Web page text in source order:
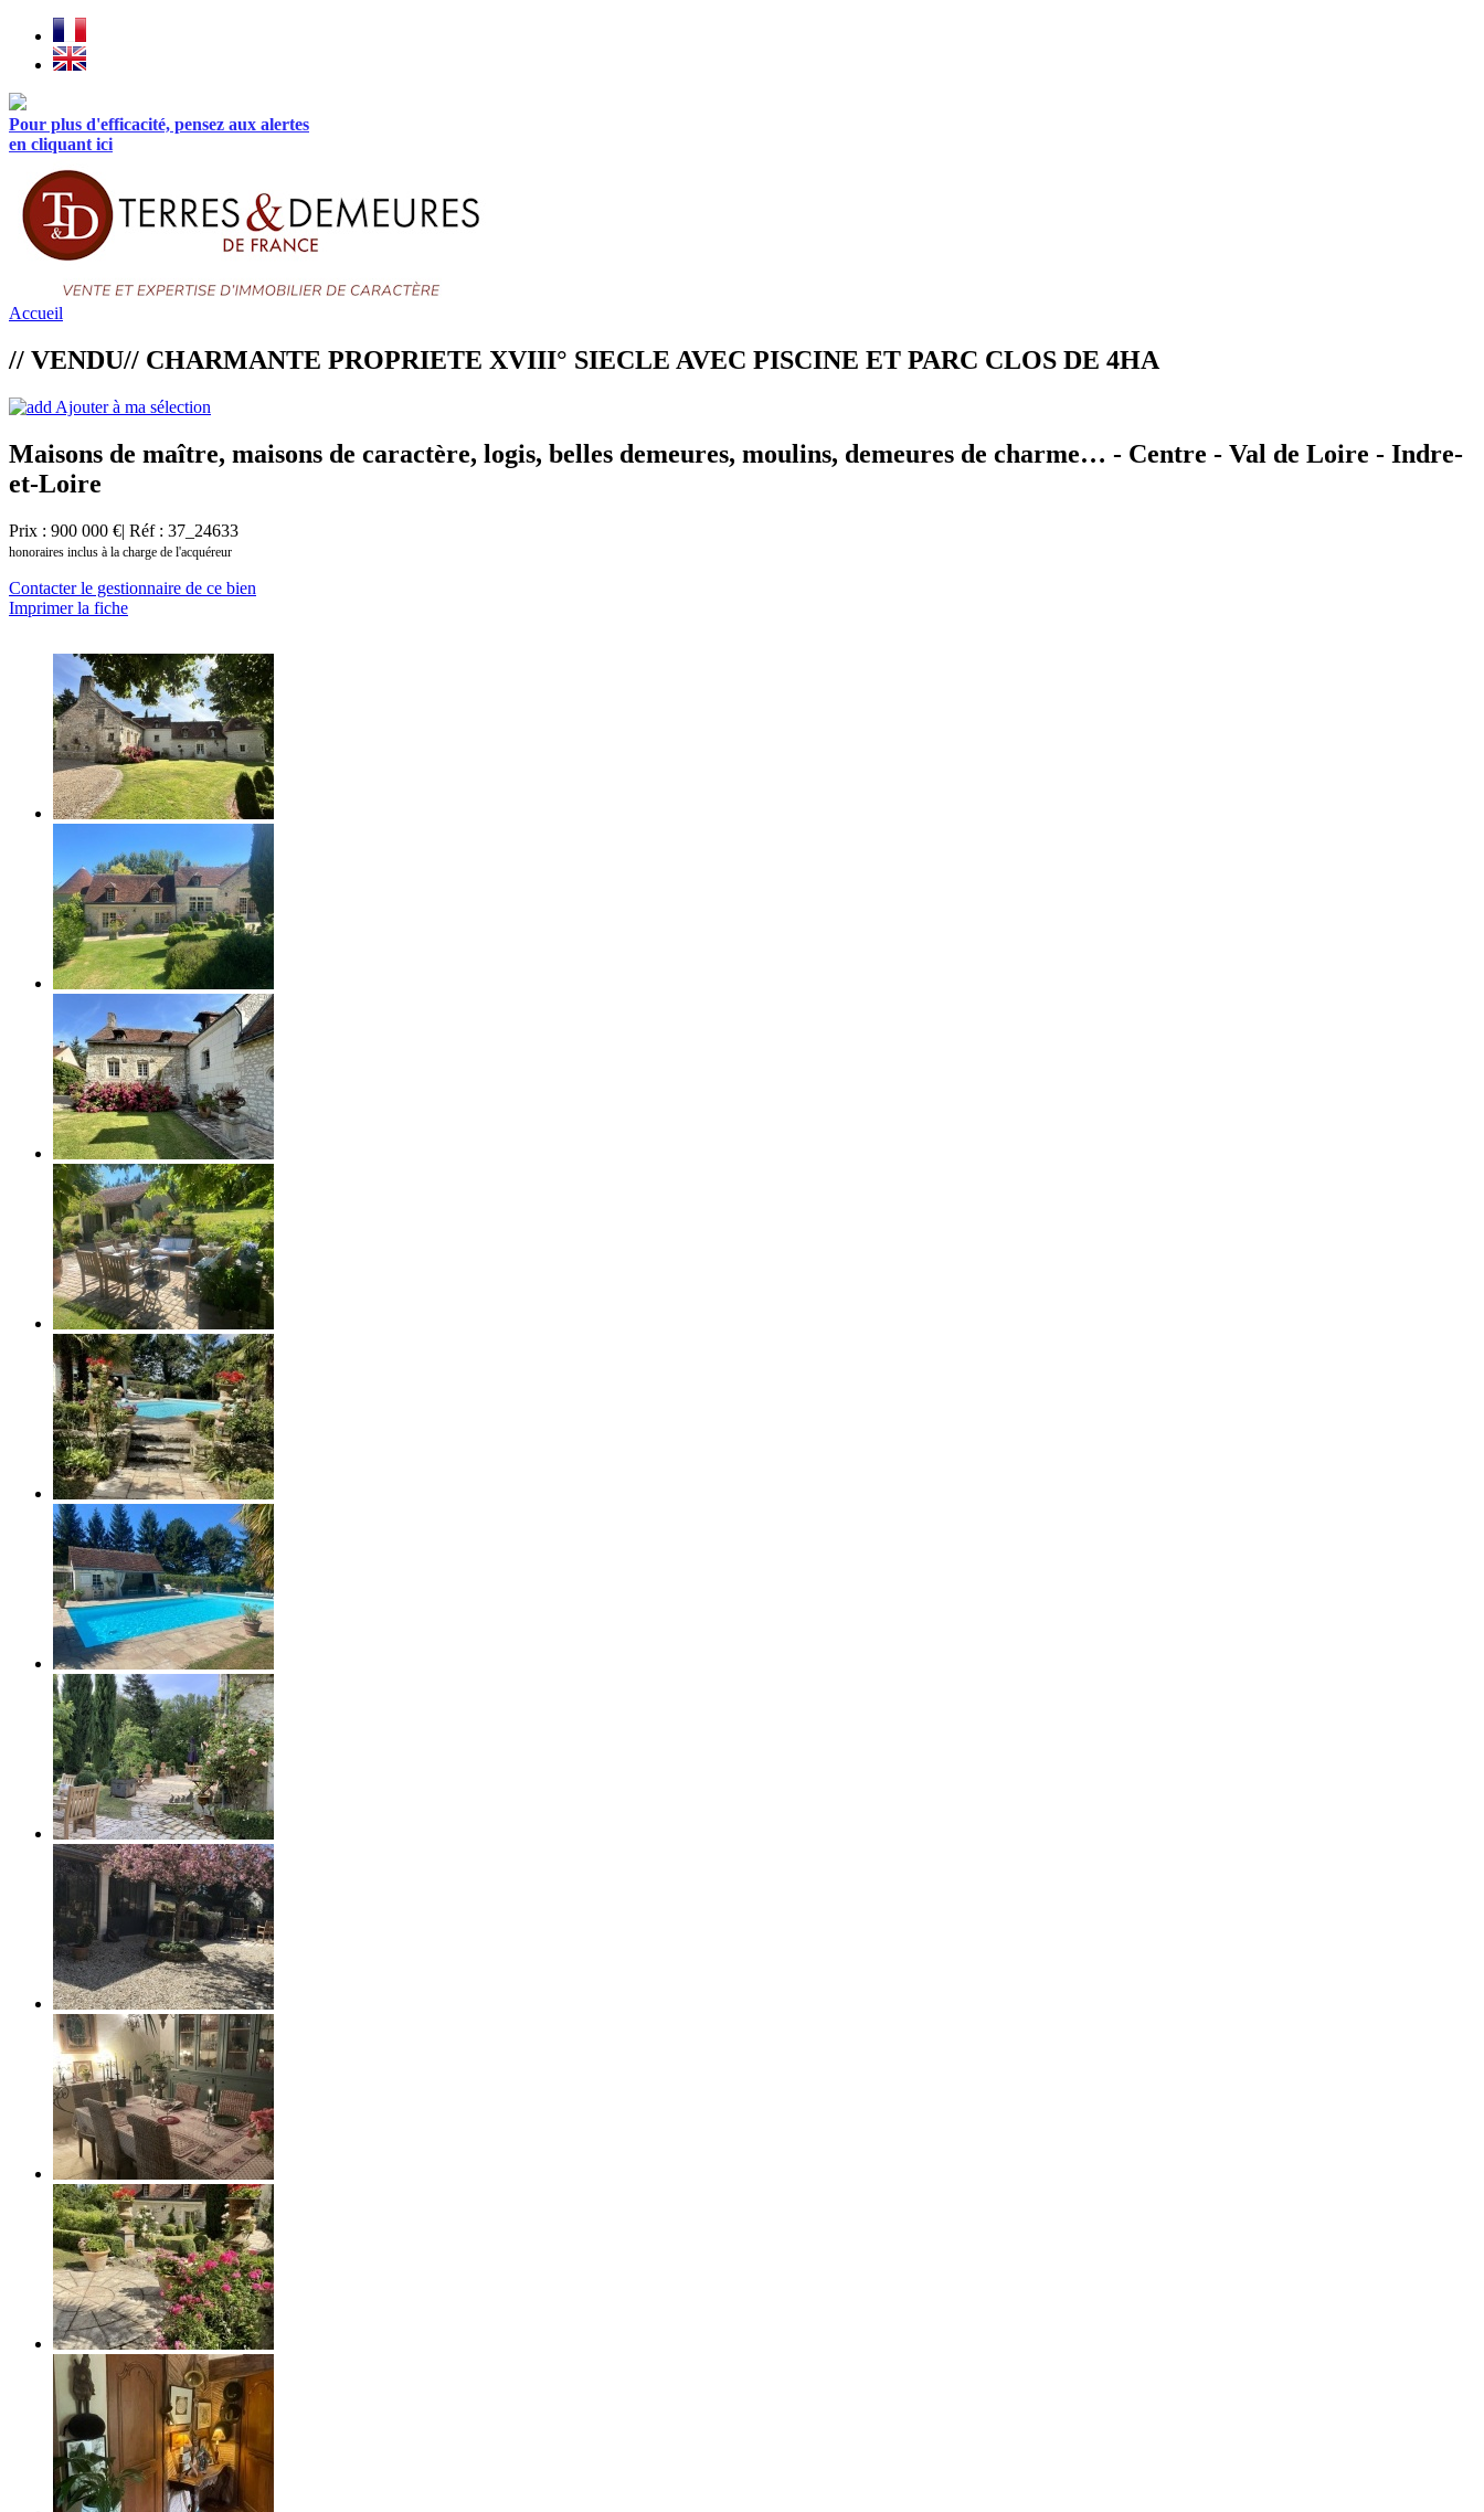
Pour plus d'efficacité, pensez aux alertes
en cliquant ici
Accueil
// VENDU// CHARMANTE PROPRIETE XVIII° SIECLE AVEC PISCINE ET PARC CLOS DE 4HA
Ajouter à ma sélection
Maisons de maître, maisons de caractère, logis, belles demeures, moulins, demeures de charme… - Centre - Val de Loire - Indre-
et-Loire
Prix : 900 000 €| Réf : 37_24633
honoraires inclus à la charge de l'acquéreur
Contacter le gestionnaire de ce bien
Imprimer la fiche